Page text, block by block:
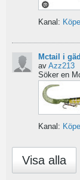
Kanal:
Mctail i
av Azz213
Söker en
Kanal:
Visa alla